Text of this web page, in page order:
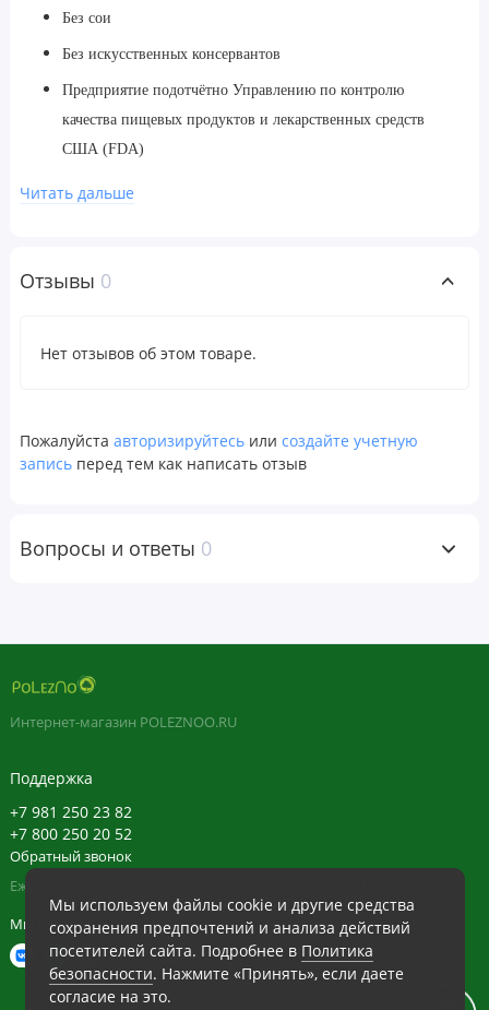
Без сои
Без искусственных консервантов
Предприятие подотчётно Управлению по контролю
качества пищевых продуктов и лекарственных средств
США (FDA)
получают в достаточном количестве. Kid's Super Daily® D3 от
витамина D3. Одна капля Kid's Super Daily® D3 содержит
Преимущества Kid's Super Daily® D3
Здоровье мышц
Рост и развитие
Детям от 1 года и старше: давайте по одной капле в день или в
или напитки.
Предупреждения
Храните флакон в вертикальном положении при комнатной
температуре.
Читать дальше
Отзывы 0
Нет отзывов об этом товаре.
Пожалуйста авторизируйтесь или создайте учетную
запись перед тем как написать отзыв
Вопросы и ответы 0
Мы используем файлы cookie и другие средства
сохранения предпочтений и анализа действий
посетителей сайта. Подробнее в Политика
безопасности. Нажмите «Принять», если даете
согласие на это.
Интернет-магазин POLEZNOO.RU
Поддержка
+7 981 250 23 82
+7 800 250 20 52
Обратный звонок
Ежедневно в будние с 11:30 до 20:30, в выходные с 11:30 до 19:30
Мы в сети